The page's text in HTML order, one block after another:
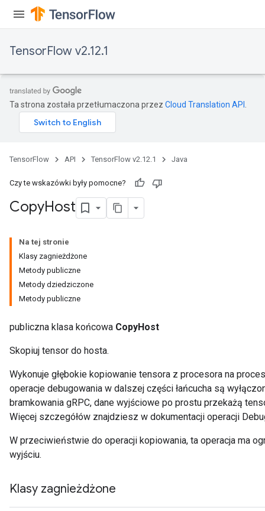
TensorFlow v2.12.1
Ta strona została przetłumaczona przez Cloud Translation API
TensorFlow API TensorFlow v2.12.1 Java
Czy te wskazówki były pomocne?
CopyHost
Na tej stronie
Klasy zagnieżdżone
Metody publiczne
Metody dziedziczone
Metody publiczne
publiczna klasa końcowa CopyHost
Skopiuj tensor do hosta.
Wykonuje głębokie kopiowanie tensora z procesora na
operacje debugowania w dalszej części łańcucha są
bramkowania gRPC, dane wyjściowe po prostu przekażą
Więcej szczegółów znajdziesz w dokumentacji operacji
W przeciwieństwie do operacji kopiowania, ta operacja ma
wyjściu.
Klasy zagnieżdżone